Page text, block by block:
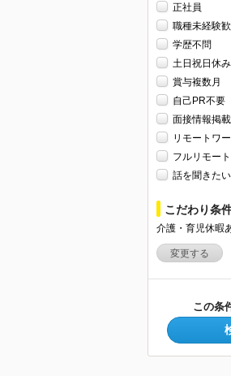
正社員
職種未経験
学歴不問
土日祝日休み
賞与複数月
自己PR不要
面接情報掲
リモートワ
フルリモー
話を聞きた
こだわり条
介護・育児休暇
変更する
この条